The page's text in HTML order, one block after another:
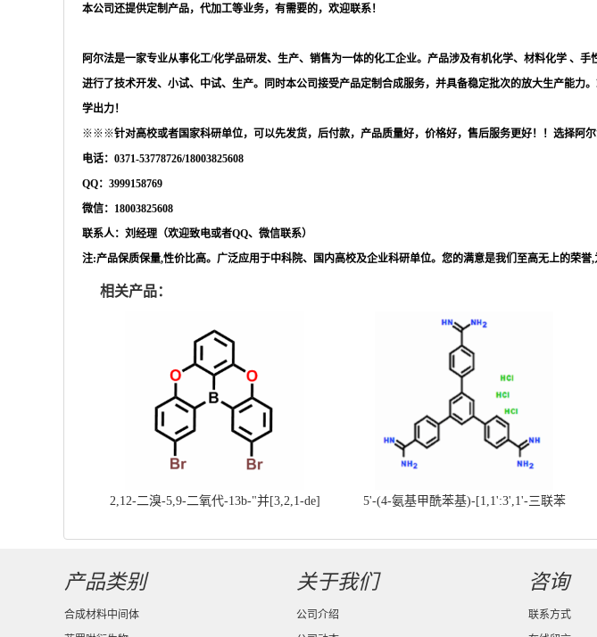
本公司还提供定制产品，代加工等业务，有需要的，欢迎联系！
阿尔法是一家专业从事化工/化学品研发、生产、销售为一体的化工企业。产品涉及有机化学、材料化学 、
进行了技术开发、小试、中试、生产。同时本公司接受产品定制合成服务，并具备稳定批次的放大生产能
学出力！
※※※针对高校或者国家科研单位，可以先发货，后付款，产品质量好，价格好，售后服务更好！！选择阿尔
电话： 0371-53778726/18003825608
QQ：3999158769
微信： 18003825608
联系人：刘经理（欢迎致电或者QQ、微信联系）
注:产品保质保量,性价比高。广泛应用于中科院、国内高校及企业科研单位。您的满意是我们至高无上的荣
相关产品：
2,12-二溴-5,9-二氧代-13b-"并[3,2,1-de]
5'-(4-氨基甲酰苯基)-[1,1':3',1'-三联苯
产品类别
合成材料中间体
关于我们
公司介绍
咨询
联系方式